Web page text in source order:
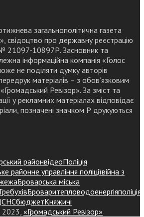
загальнополітична газета
свідоцтво про державну реєстрацію
21097-10897Р. Засновник та
інформаційна компанія «Голос
не поділяти думку авторів
матеріалів – з обов’язковим
Ревізор». За зміст та
у рекламних матеріалах відповідає
позначені значком Р друкуються
районвідеоПоліція
районне управління поліціївійна з
Броварська міська
Броваритепловодоенергіяполіція
бюджетКняжичі
«Громадський Ревізор»